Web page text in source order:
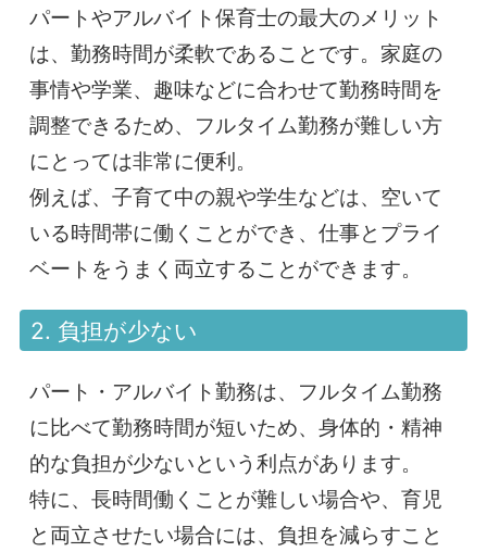
パートやアルバイト保育士の最大のメリット
は、勤務時間が柔軟であることです。家庭の
事情や学業、趣味などに合わせて勤務時間を
調整できるため、フルタイム勤務が難しい方
にとっては非常に便利。
例えば、子育て中の親や学生などは、空いて
いる時間帯に働くことができ、仕事とプライ
ベートをうまく両立することができます。
2. 負担が少ない
パート・アルバイト勤務は、フルタイム勤務
に比べて勤務時間が短いため、身体的・精神
的な負担が少ないという利点があります。
特に、長時間働くことが難しい場合や、育児
と両立させたい場合には、負担を減らすこと